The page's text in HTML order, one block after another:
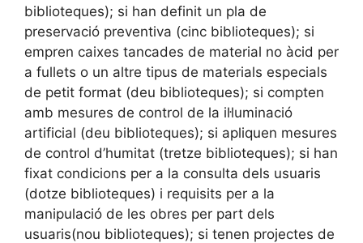
biblioteques); si han definit un pla de
preservació preventiva (cinc biblioteques); si
empren caixes tancades de material no àcid per
a fullets o un altre tipus de materials especials
de petit format (deu biblioteques); si compten
amb mesures de control de la il·luminació
artificial (deu biblioteques); si apliquen mesures
de control d’humitat (tretze biblioteques); si han
fixat condicions per a la consulta dels usuaris
(dotze biblioteques) i requisits per a la
manipulació de les obres per part dels
usuaris(nou biblioteques); si tenen projectes de